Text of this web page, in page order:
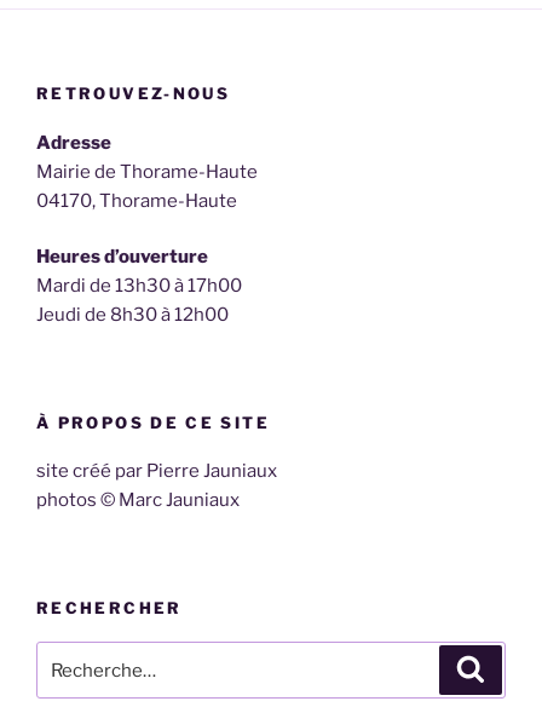
RETROUVEZ-NOUS
Adresse
Mairie de Thorame-Haute
04170, Thorame-Haute
Heures d’ouverture
Mardi de 13h30 à 17h00
Jeudi de 8h30 à 12h00
À PROPOS DE CE SITE
site créé par Pierre Jauniaux
photos © Marc Jauniaux
RECHERCHER
pour